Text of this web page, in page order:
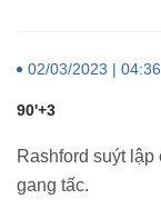
02/03/2023 | 04:36
90'+3
Rashford suýt
gang tấc.